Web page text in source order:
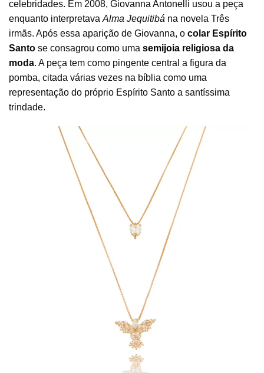
celebridades. Em 2008, Giovanna Antonelli usou a peça
enquanto interpretava Alma Jequitibá na novela Três
irmãs. Após essa aparição de Giovanna, o colar Espírito
Santo se consagrou como uma semijoia religiosa da
moda. A peça tem como pingente central a figura da
pomba, citada várias vezes na bíblia como uma
representação do próprio Espírito Santo a santíssima
trindade.